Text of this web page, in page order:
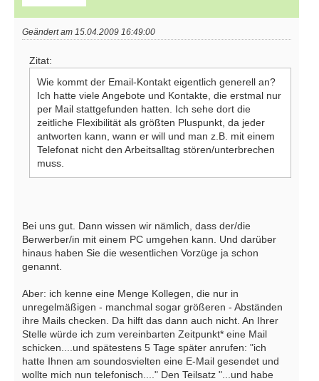
Geändert am 15.04.2009 16:49:00
Zitat:
Wie kommt der Email-Kontakt eigentlich generell an?
Ich hatte viele Angebote und Kontakte, die erstmal nur
per Mail stattgefunden hatten. Ich sehe dort die
zeitliche Flexibilität als größten Pluspunkt, da jeder
antworten kann, wann er will und man z.B. mit einem
Telefonat nicht den Arbeitsalltag stören/unterbrechen
muss.
Bei uns gut. Dann wissen wir nämlich, dass der/die
Berwerber/in mit einem PC umgehen kann. Und darüber
hinaus haben Sie die wesentlichen Vorzüge ja schon
genannt.
Aber: ich kenne eine Menge Kollegen, die nur in
unregelmäßigen - manchmal sogar größeren - Abständen
ihre Mails checken. Da hilft das dann auch nicht. An Ihrer
Stelle würde ich zum vereinbarten Zeitpunkt* eine Mail
schicken....und spätestens 5 Tage später anrufen: "ich
hatte Ihnen am soundosvielten eine E-Mail gesendet und
wollte mich nun telefonisch...." Den Teilsatz "...und habe